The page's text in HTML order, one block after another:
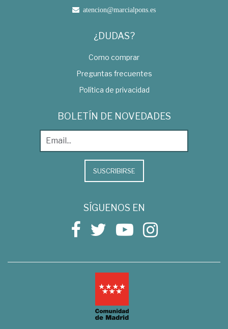
atencion@marcialpons.es
¿DUDAS?
Como comprar
Preguntas frecuentes
Política de privacidad
BOLETÍN DE NOVEDADES
SUSCRIBIRSE
SÍGUENOS EN